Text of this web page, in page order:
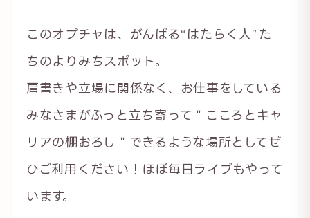
このオプチャは、がんばる“はたらく人”た
ちのよりみちスポット。
肩書きや立場に関係なく、お仕事をしている
みなさまがふっと立ち寄って＂こころとキャ
リアの棚おろし＂できるような場所としてぜ
ひご利用ください！ほぼ毎日ライブもやって
います。